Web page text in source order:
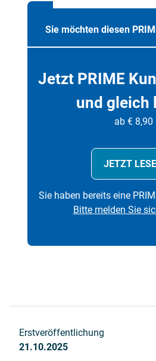
Sie möchten diesen
Jetzt PRIME
und gleich
ab € 8,90
JETZT
Sie haben bereits eine
Bitte melden Sie
Erstveröffentlichung
21.10.2025